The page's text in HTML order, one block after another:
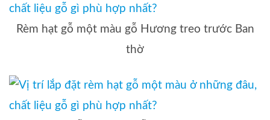
Rèm hạt gỗ một màu gỗ Hương treo trước Ban
thờ